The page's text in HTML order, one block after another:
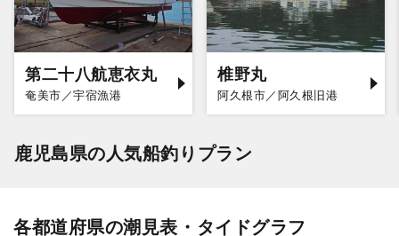
第二十八航恵衣丸
奄美市／宇宿漁港
椎野丸
阿久根市／阿久根旧港
鹿児島県の人気船釣りプラン
各都道府県の潮見表・タイドグラフ